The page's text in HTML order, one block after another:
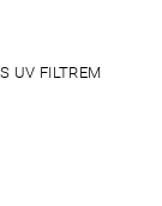
UV FILTREM